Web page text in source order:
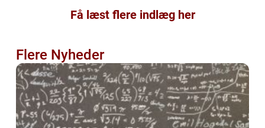
Få læst flere indlæg her
Flere Nyheder